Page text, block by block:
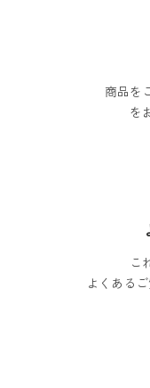
商品を
を
こ
よくある